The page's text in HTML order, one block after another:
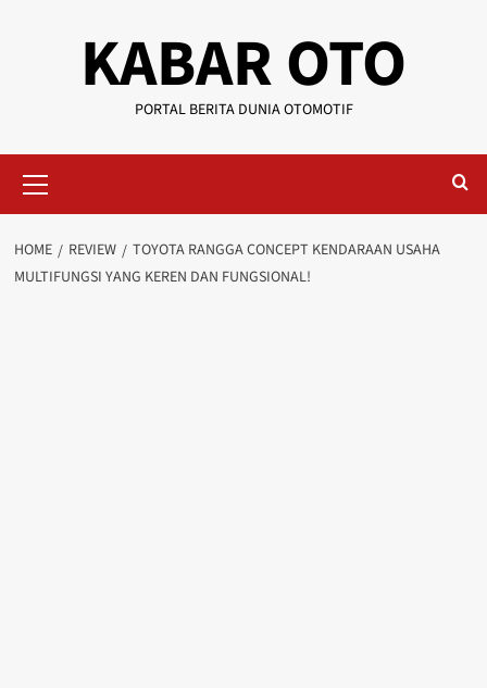
KABAR OTO
PORTAL BERITA DUNIA OTOMOTIF
HOME REVIEW
TOYOTA RANGGA CONCEPT KENDARAAN USAHA
MULTIFUNGSI YANG KEREN DAN FUNGSIONAL!